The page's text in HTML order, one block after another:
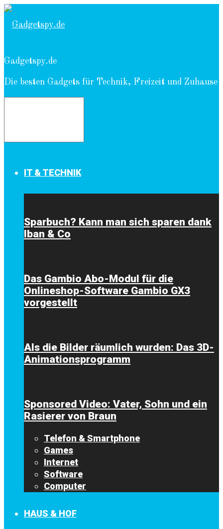
Gadgetspy.de
Die besten Gadgets für Technik, Freizeit und Zuhause
IT & TECHNIK
Sparbuch? Kann man sich sparen dank
Iban & Co
Das Gambio Abo-Modul für die
Onlineshop-Software Gambio GX3
vorgestellt
Als die Bilder räumlich wurden: Das 3D-
Animationsprogramm
Sponsored Video: Vater, Sohn und ein
Rasierer von Braun
Telefon & Smartphone
Games
Internet
Software
Computer
HAUS & HOF